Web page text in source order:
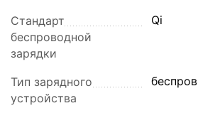
Стандарт
беспроводной
зарядки
Qi
Тип зарядного
устройства